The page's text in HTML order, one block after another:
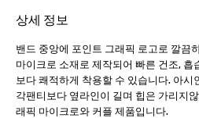
상세 정보
밴드 중앙에 포인트 그래픽 로고로 깔끔
마이크로 소재로 제작되어 빠른 건조, 흡
보다 쾌적하게 착용할 수 있습니다. 아
각팬티보다 옆라인이 길며 힙은 가리지
래픽 마이크로와 커플 제품입니다.